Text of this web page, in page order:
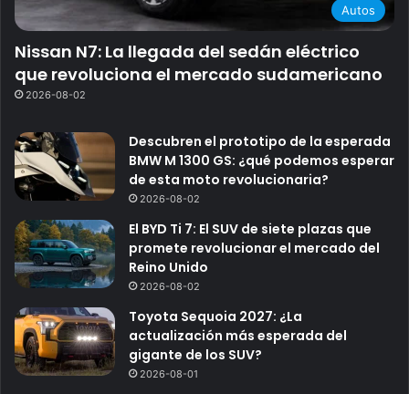
Autos
Nissan N7: La llegada del sedán eléctrico
que revoluciona el mercado sudamericano
2026-08-02
Descubren el prototipo de la esperada
BMW M 1300 GS: ¿qué podemos esperar
de esta moto revolucionaria?
2026-08-02
El BYD Ti 7: El SUV de siete plazas que
promete revolucionar el mercado del
Reino Unido
2026-08-02
Toyota Sequoia 2027: ¿La
actualización más esperada del
gigante de los SUV?
2026-08-01